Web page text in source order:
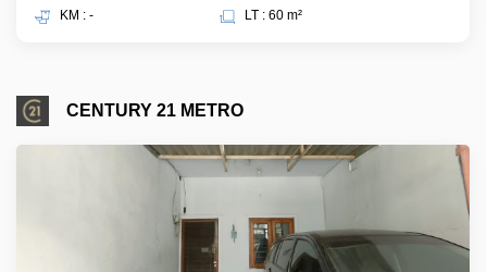
KM : -
LT : 60 m²
CENTURY 21 METRO